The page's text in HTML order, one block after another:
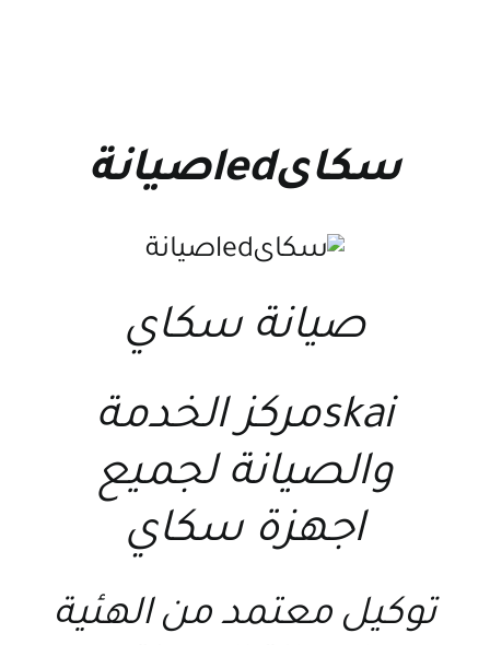
سكاىledصيانة
صيانة سكاي
skaiمركز الخدمة
والصيانة لجميع
اجهزة سكاي
توكيل معتمد من الهئية